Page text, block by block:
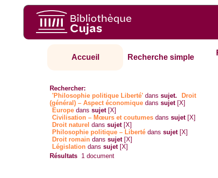
Accueil Recherche simple
Rechercher:
'Philosophie politique Liberté' danssujet.
Droit
(général) – Aspect économique danssujet [X]
Europe danssujet [X]
Civilisation – Mœurs et coutumes danssujet [X]
Droit naturel danssujet [X]
Philosophie politique – Liberté danssujet [X]
Droit romain danssujet [X]
Législation danssujet [X]
Résultats 1 document